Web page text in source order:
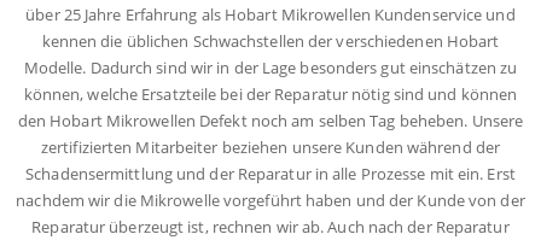
über 25 Jahre Erfahrung als Hobart Mikrowellen Kundenservice und
kennen die üblichen Schwachstellen der verschiedenen Hobart
Modelle. Dadurch sind wir in der Lage besonders gut einschätzen zu
können, welche Ersatzteile bei der Reparatur nötig sind und können
den Hobart Mikrowellen Defekt noch am selben Tag beheben. Unsere
zertifizierten Mitarbeiter beziehen unsere Kunden während der
Schadensermittlung und der Reparatur in alle Prozesse mit ein. Erst
nachdem wir die Mikrowelle vorgeführt haben und der Kunde von der
Reparatur überzeugt ist, rechnen wir ab. Auch nach der Reparatur